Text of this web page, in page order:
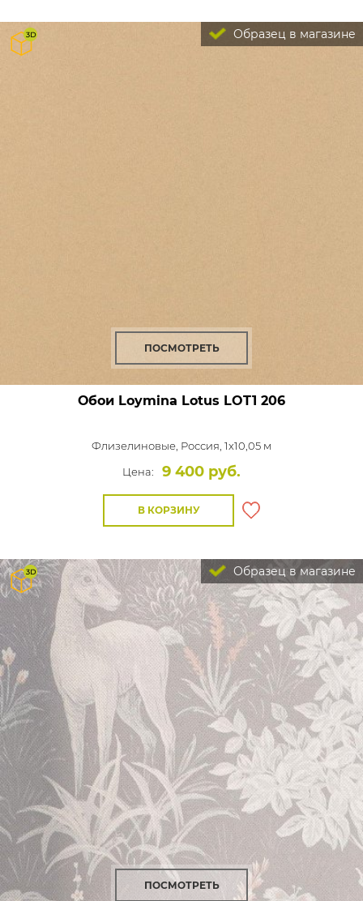
Образец в магазине
ПОСМОТРЕТЬ
Обои Loymina Lotus LOT1 206
Флизелиновые, Россия, 1x10,05 м
Цена:
9 400 руб.
В КОРЗИНУ
Образец в магазине
ПОСМОТРЕТЬ